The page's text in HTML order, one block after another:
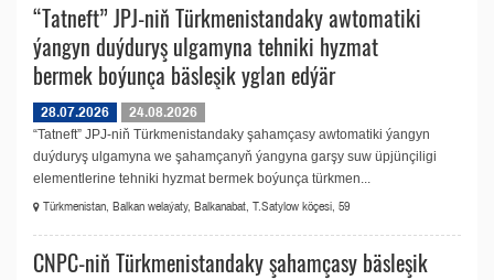
“Tatneft” JPJ-niň Türkmenistandaky awtomatiki
ýangyn duýduryş ulgamyna tehniki hyzmat
bermek boýunça bäsleşik yglan edýär
28.07.2026
24.08.2026
“Tatneft” JPJ-niň Türkmenistandaky şahamçasy awtomatiki ýangyn
duýduryş ulgamyna we şahamçanyň ýangyna garşy suw üpjünçiligi
elementlerine tehniki hyzmat bermek boýunça türkmen...
Türkmenistan, Balkan welaýaty, Balkanabat, T.Satylow köçesi, 59
CNPC-niň Türkmenistandaky şahamçasy bäsleşik